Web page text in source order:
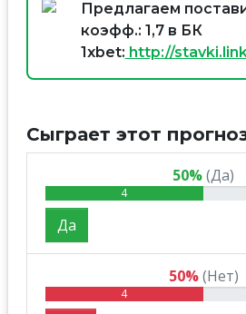
Предлагаем
коэфф.: 1,7 в БК
1xbet: http://
Сыграет этот
50%(Да)
4
Да
50% (Нет)
4